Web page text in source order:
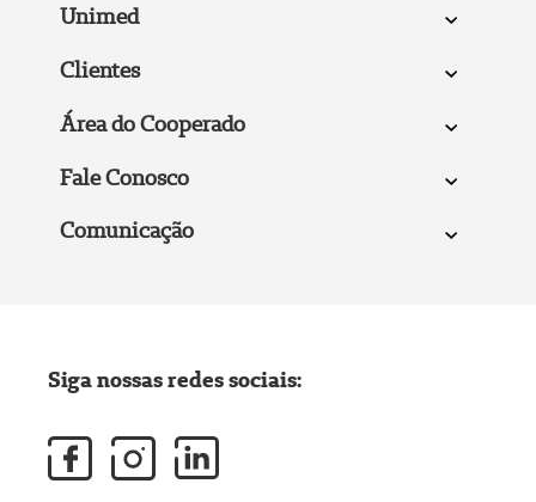
Unimed
Clientes
Área do Cooperado
Fale Conosco
Comunicação
Siga nossas redes sociais: